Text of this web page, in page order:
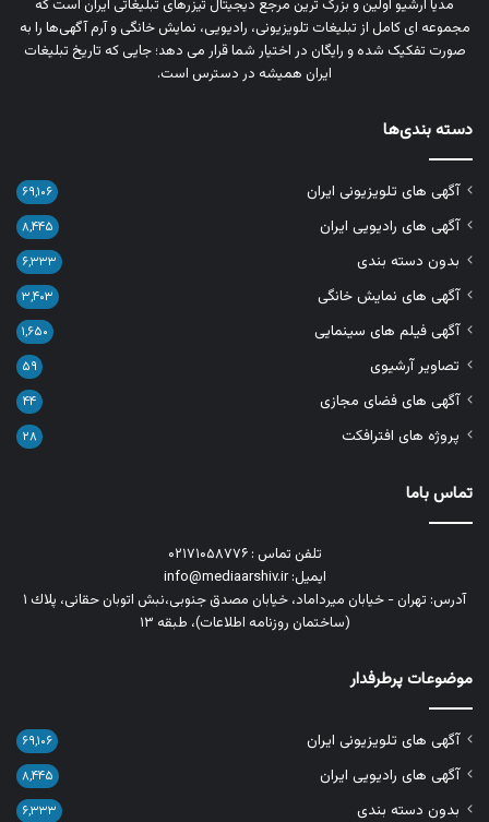
مدیا آرشیو اولین و بزرگ‌ ترین مرجع دیجیتال تیزرهای تبلیغاتی ایران است که
مجموعه‌ ای کامل از تبلیغات تلویزیونی، رادیویی، نمایش خانگی و آرم‌ آگهی‌ها را به‌
صورت تفکیک‌ شده و رایگان در اختیار شما قرار می‌ دهد؛ جایی که تاریخ تبلیغات
ایران همیشه در دسترس است.
دسته بندی‌ها
آگهی های تلویزیونی ایران ۶۹,۱۰۶
آگهی های رادیویی ایران ۸,۴۴۵
بدون دسته بندی ۶,۳۳۳
آگهی های نمایش خانگی ۳,۴۰۳
آگهی فیلم های سینمایی ۱,۶۵۰
تصاویر آرشیوی ۵۹
آگهی های فضای مجازی ۴۴
پروژه های افترافکت ۲۸
تماس باما
تلفن تماس : ۰۲۱۷۱۰۵۸۷۷۶
ایمیل: info@mediaarshiv.ir
آدرس: تهران - خیابان میرداماد، خیابان مصدق جنوبی،نبش اتوبان حقانی، پلاك ١
(ساختمان روزنامه اطلاعات)، طبقه ۱۳
موضوعات پرطرفدار
آگهی های تلویزیونی ایران ۶۹,۱۰۶
آگهی های رادیویی ایران ۸,۴۴۵
بدون دسته بندی ۶,۳۳۳